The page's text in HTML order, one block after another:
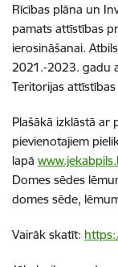
Rīcības plāna un
pamats attīstības
ierosināšanai.
2021.-2023. gadu
Teritorijas
Plašākā izklāstā
pievienotajiem
lapā
Domes sēdes
domes sēde,
Vairāk skatīt: